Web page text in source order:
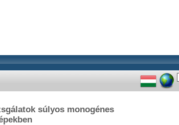
súlyos monogénes